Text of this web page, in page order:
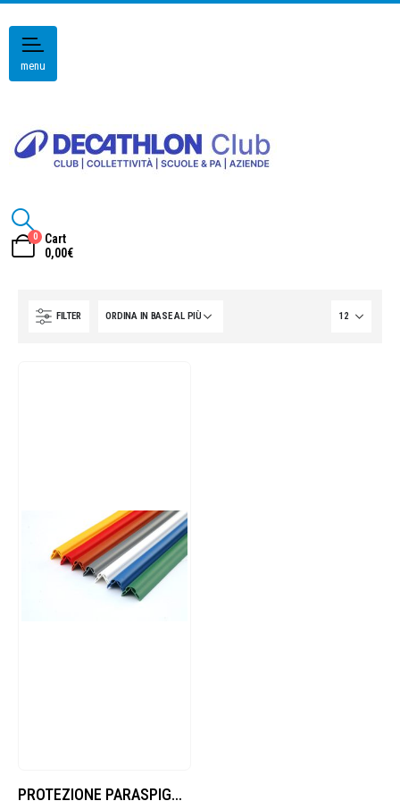
menu
0
Cart
0,00€
FILTER
PROTEZIONE PARASPIGOLO in PVC ignifugo Cl.1